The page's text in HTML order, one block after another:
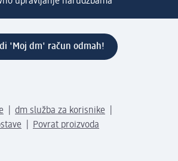
'Moj dm' račun odmah!
dm služba za korisnike
Povrat proizvoda